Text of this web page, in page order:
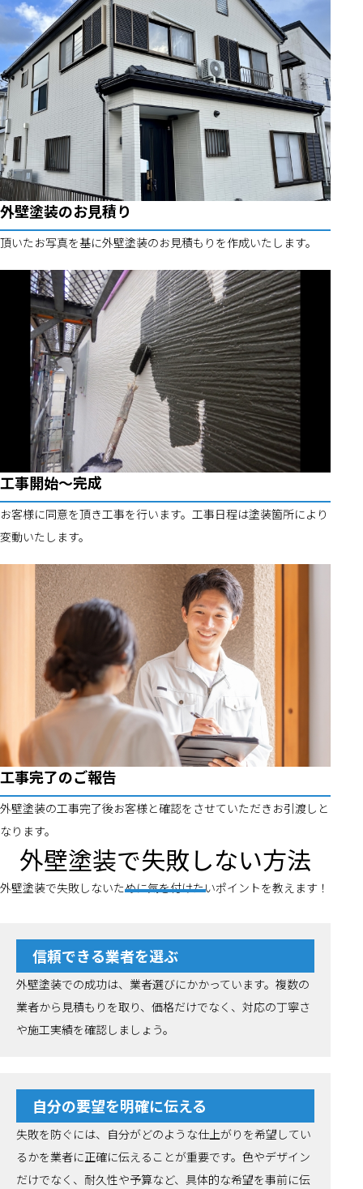
外壁塗装のお見積り
頂いたお写真を基に外壁塗装のお見積もりを作成いたします。
工事開始～完成
お客様に同意を頂き工事を行います。工事日程は塗装箇所により
変動いたします。
工事完了のご報告
外壁塗装の工事完了後お客様と確認をさせていただきお引渡しと
なります。
外壁塗装で失敗しない方法
外壁塗装で失敗しないために気を付けたいポイントを教えます！
信頼できる業者を選ぶ
外壁塗装での成功は、業者選びにかかっています。複数の
業者から見積もりを取り、価格だけでなく、対応の丁寧さ
や施工実績を確認しましょう。
自分の要望を明確に伝える
失敗を防ぐには、自分がどのような仕上がりを希望してい
るかを業者に正確に伝えることが重要です。色やデザイン
だけでなく、耐久性や予算など、具体的な希望を事前に伝